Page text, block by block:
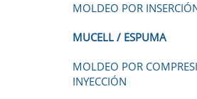
MOLDEO POR
MUCELL / ESPUMA
MOLDEO POR
INYECCIÓN